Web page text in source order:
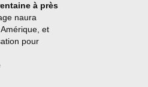
à près
naura
et
pour